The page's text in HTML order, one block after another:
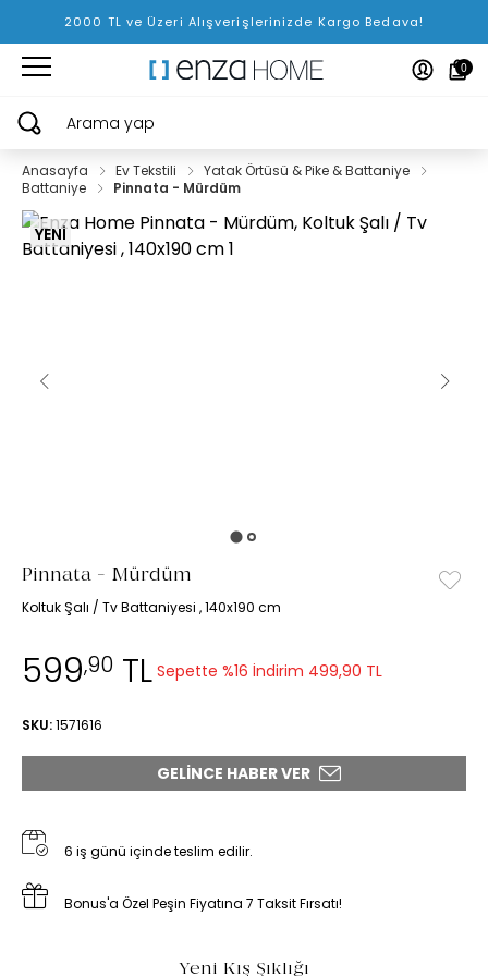
2000 TL ve Üzeri Alışverişlerinizde Kargo Bedava!
0
Arama yap
Anasayfa Ev Tekstili
Yatak Örtüsü & Pike & Battaniye
Battaniye
Pinnata - Mürdüm
YENİ
Pinnata - Mürdüm
Koltuk Şalı / Tv Battaniyesi , 140x190 cm
599,90 TL Sepette %16 İndirim 499,90 TL
SKU:1571616
GELINCE HABER VER
6 iş günü içinde teslim edilir.
Bonus'a Özel Peşin Fiyatına 7 Taksit Fırsatı!
Yeni Kış Şıklığı